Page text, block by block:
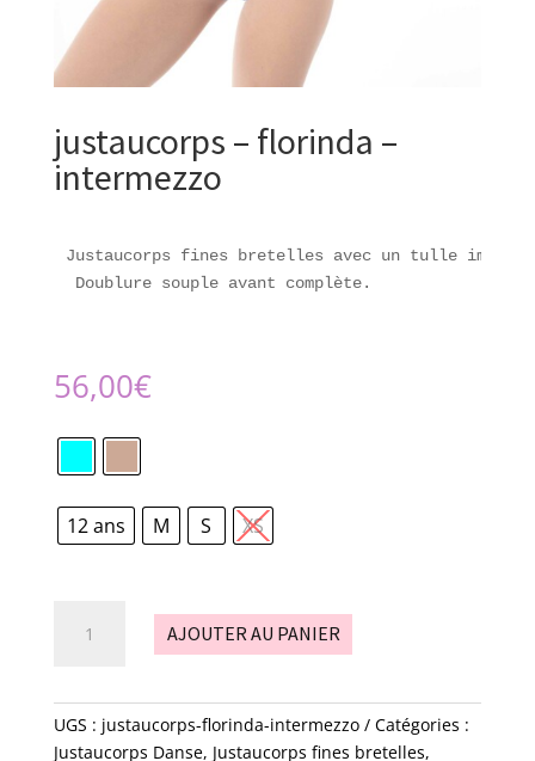
justaucorps – florinda –
intermezzo
Justaucorps fines bretelles avec un tulle
Doublure souple avant complète.
56,00€
12 ans M S XS
florinda
-
AJOUTER AU PANIER
UGS : justaucorps-florinda-intermezzo
Catégories :
Justaucorps Danse, Justaucorps fines bretelles,